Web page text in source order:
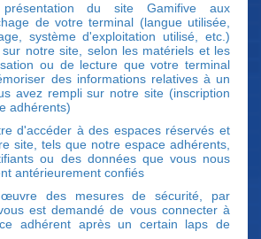
du site Gamifive aux
de votre terminal (langue utilisée,
système d'exploitation utilisé, etc.)
notre site, selon les matériels et les
ou de lecture que votre terminal
des informations relatives à un
avez rempli sur notre site (inscription
adhérents)
d'accéder à des espaces réservés et
site, tels que notre espace adhérents,
ou des données que vous nous
antérieurement confiés
des mesures de sécurité, par
est demandé de vous connecter à
adhérent après un certain laps de